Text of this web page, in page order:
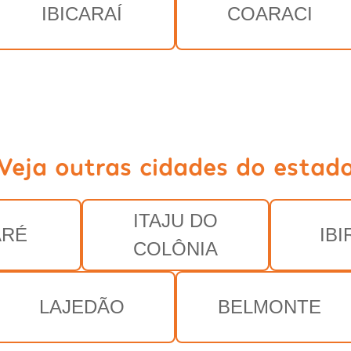
IBICARAÍ COARACI
outras cidades do
ITAJU DO
COLÔNIA
LAJEDÃO BELMONTE